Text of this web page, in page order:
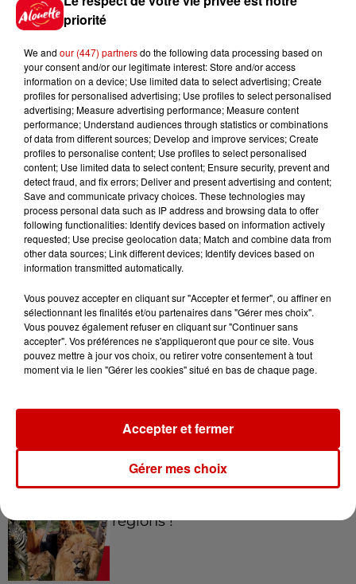
9h45
Cambriolages : plus de 18 000
logements visités en juillet 2026,
en...
7 août 2026
Pape Léon XIV en France : quel
est son programme ?
Jeux Voir plus
Gagnez vos places pour le
à Coulon !
Le Duel - Gagnez vos entrées
régions !
priorité
We and our (447) partnersdo the following data processing based on
your consent and/or our legitimate interest: Store and/or access
information on a device; Use limited data to select advertising; Create
profiles for personalised advertising; Use profiles to select personalised
advertising; Measure advertising performance; Measure content
performance; Understand audiences through statistics or combinations
of data from different sources; Develop and improve services; Create
profiles to personalise content; Use profiles to select personalised
content; Use limited data to select content; Ensure security, prevent and
detect fraud, and fix errors; Deliver and present advertising and content;
Save and communicate privacy choices. These technologies may
process personal data such as IP address and browsing data to offer
following functionalities: Identify devices based on information actively
requested; Use precise geolocation data; Match and combine data from
other data sources; Link different devices; Identify devices based on
information transmitted automatically.
Vous pouvez accepter en cliquant sur "Accepter et fermer", ou affiner en
sélectionnant les finalités et/ou partenaires dans "Gérer mes choix".
Vous pouvez également refuser en cliquant sur "Continuer sans
accepter". Vos préférences ne s'appliqueront que pour ce site. Vous
pouvez mettre à jour vos choix, ou retirer votre consentement à tout
moment via le lien "Gérer les cookies" situé en bas de chaque page.
Gérer mes choix
Accepter et fermer